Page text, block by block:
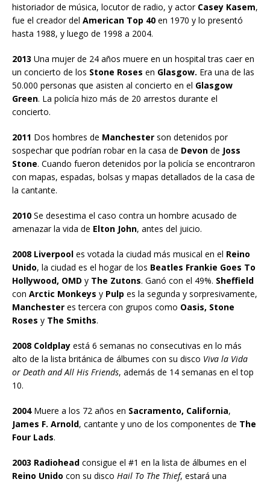
historiador de música, locutor de radio, y actorCasey Kasem,
fue el creador del American Top 40 en 1970 y lo presentó
hasta 1988, y luego de 1998 a 2004.
2013 Una mujer de 24 años muere en un hospital tras caer en
un concierto de los Stone Roses en Glasgow. Era una de las
50.000 personas que asisten al concierto en el Glasgow
Green. La policía hizo más de 20 arrestos durante el
concierto.
2011 Dos hombres de Manchester son detenidos por
sospechar que podrían robar en la casa de Devon de Joss
Stone. Cuando fueron detenidos por la policía se encontraron
con mapas, espadas, bolsas y mapas detallados de la casa de
la cantante.
2010 Se desestima el caso contra un hombre acusado de
amenazar la vida de Elton John, antes del juicio.
2008 Liverpool es votada la ciudad más musical en el Reino
Unido, la ciudad es el hogar de los Beatles Frankie Goes To
Hollywood, OMD y The Zutons. Ganó con el 49%. Sheffield
con Arctic Monkeys y Pulp es la segunda y sorpresivamente,
Manchester es tercera con grupos como Oasis, Stone
Roses y The Smiths.
2008 Coldplay está 6 semanas no consecutivas en lo más
alto de la lista británica de álbumes con su disco Viva la Vida
or Death and All His Friends, además de 14 semanas en el top
10.
2004Muere a los 72 años en Sacramento, California,
James F. Arnold, cantante y uno de los componentes de The
Four Lads.
2003 Radiohead consigue el #1 en la lista de álbumes en el
Reino Unido con su disco Hail To The Thief, estará una